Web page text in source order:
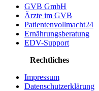
GVB GmbH
Ärzte im GVB
Patientenvollmacht24
Ernährungsberatung
EDV-Support
Rechtliches
Impressum
Datenschutzerklärung